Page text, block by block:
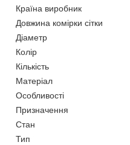
Країна виробник
Довжина комірки сітки
Діаметр
Колір
Кількість
Матеріал
Особливості
Призначення
Стан
Тип